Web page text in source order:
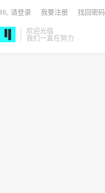
欢迎光临
我们一直在努力
Hi, 请登录 我要注册 找回密码